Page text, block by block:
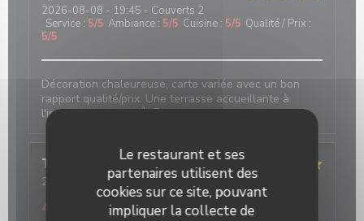
Le restaurant et ses
partenaires utilisent des
cookies sur ce site, pouvant
impliquer la collecte de
2026-08-08 - 19:45 - Couverts 2
Service : 5/5 Ambiance : 5/5 Cuisine : 5/5 Qualité / Prix :
5/5
Décoration chaleureuse, carte variée avec un bon
rapport qualité/prix. Une terrasse accueillante à
l'image du service. 👍😎
Thierry
2026-08-07
- 19:30 - Couverts 3
/5 Ambiance:4/5 Cuisine:4/5 Qualité / Prix
4